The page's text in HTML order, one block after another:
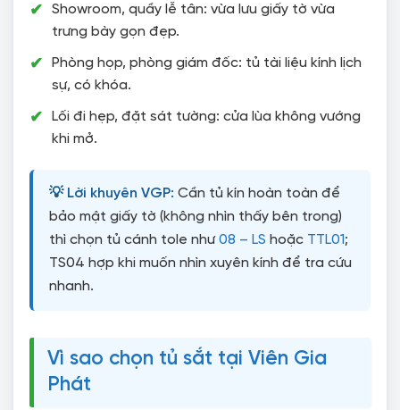
Showroom, quầy lễ tân: vừa lưu giấy tờ vừa
trưng bày gọn đẹp.
Phòng họp, phòng giám đốc: tủ tài liệu kính lịch
sự, có khóa.
Lối đi hẹp, đặt sát tường: cửa lùa không vướng
khi mở.
💡 Lời khuyên VGP: Cần tủ kín hoàn toàn để
bảo mật giấy tờ (không nhìn thấy bên trong)
thì chọn tủ cánh tole như08 – LS hoặc TTL01;
TS04 hợp khi muốn nhìn xuyên kính để tra cứu
nhanh.
Vì sao chọn tủ sắt tại Viên Gia
Phát